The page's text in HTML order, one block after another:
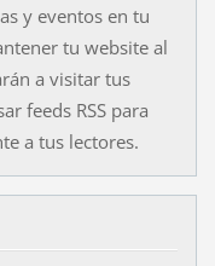
y eventos en tu
tu website al
a visitar tus
feeds RSS para
a tus lectores.